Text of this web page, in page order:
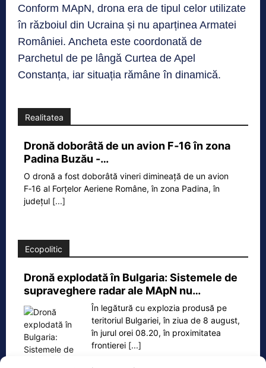
Conform MApN, drona era de tipul celor utilizate
în războiul din Ucraina și nu aparținea Armatei
României. Ancheta este coordonată de
Parchetul de pe lângă Curtea de Apel
Constanța, iar situația rămâne în dinamică.
Realitatea
Dronă doborâtă de un avion F‑16 în zona
Padina Buzău -…
O dronă a fost doborâtă vineri dimineață de un avion
F‑16 al Forțelor Aeriene Române, în zona Padina, în
județul [...]
Ecopolitic
Dronă explodată în Bulgaria: Sistemele de
supraveghere radar ale MApN nu…
În legătură cu explozia produsă pe
teritoriul Bulgariei, în ziua de 8 august,
în jurul orei 08.20, în proximitatea
frontierei [...]